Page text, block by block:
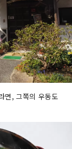
면, 그쪽의 우동도